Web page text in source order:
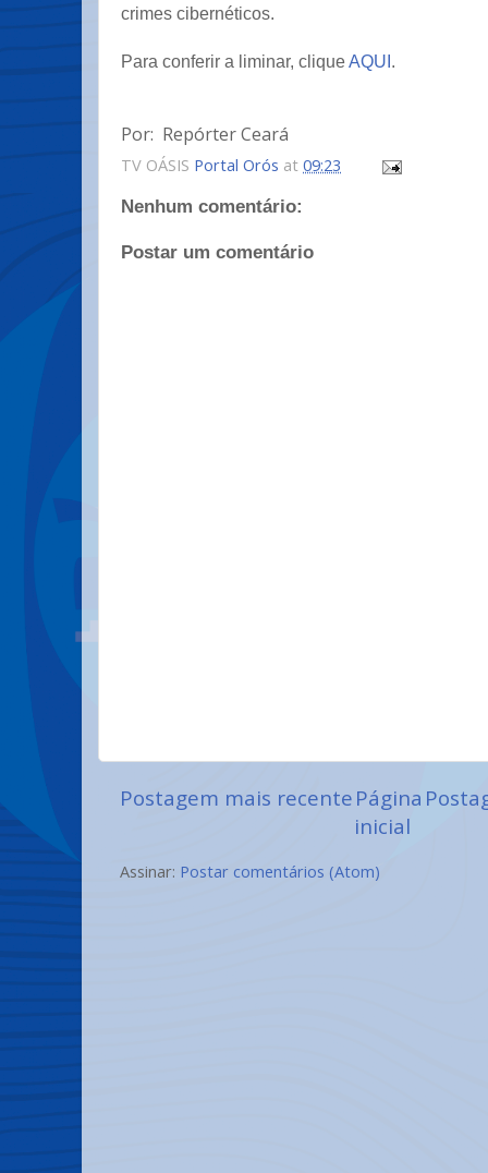
crimes cibernéticos.
Para conferir a liminar, cliqueAQUI .
Por: Repórter Ceará
TV OÁSIS Portal Orós at 09:23
Nenhum comentário:
Postar um comentário
Postagem mais recentePágina
inicial
Assinar: Postar comentários (Atom)